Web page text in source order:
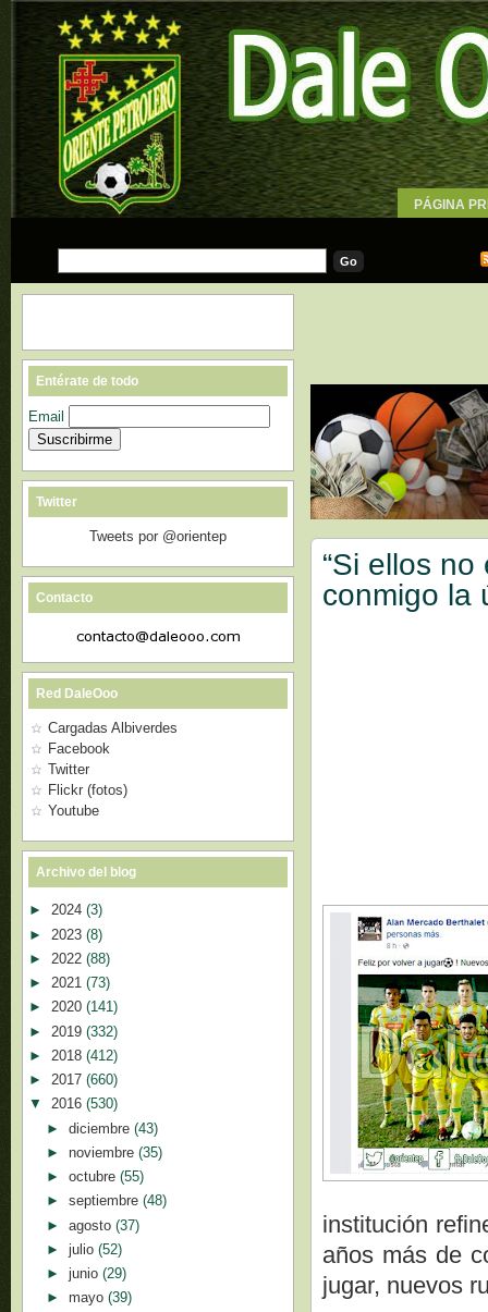
PÁGINA
“Si ellos
conmigo la
institución
años más de
jugar, nuevos
Entérate de todo
Email
Twitter
Tweets por @orientep
Contacto
Red DaleOoo
Cargadas Albiverdes
Facebook
Twitter
Flickr (fotos)
Youtube
Archivo del blog
► 2024 (3)
► 2023 (8)
► 2022 (88)
► 2021 (73)
► 2020 (141)
► 2019 (332)
► 2018 (412)
► 2017 (660)
▼ 2016 (530)
► diciembre (43)
► noviembre (35)
► octubre (55)
► septiembre (48)
► agosto (37)
► julio (52)
► junio (29)
► mayo (39)